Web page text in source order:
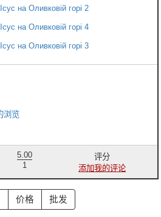
Ісус на Оливковій горі 2
Ісус на Оливковій горі 4
Ісус на Оливковій горі 3
5.00
1
评分
添加我的评论